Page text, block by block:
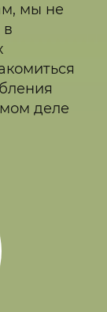
мы не
в
деле